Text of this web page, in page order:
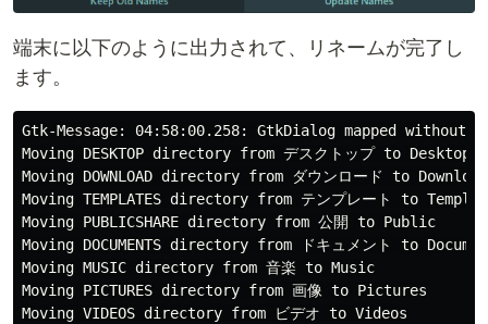
端末に以下のように出力されて、リネームが完了し
ます。
Gtk-Message: 04:58:00.258: GtkDialog mapped
Moving DESKTOP directory from デスクトップ to Desktop
Moving DOWNLOAD directory from ダウンロード to
Moving TEMPLATES directory from テンプレート to
Moving PUBLICSHARE directory from 公開 to Public
Moving DOCUMENTS directory from ドキュメント to
Moving MUSIC directory from 音楽 to Music
Moving PICTURES directory from 画像 to Pictures